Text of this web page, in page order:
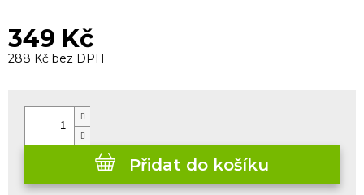
349 Kč
288 Kč bez DPH
Přidat do košíku